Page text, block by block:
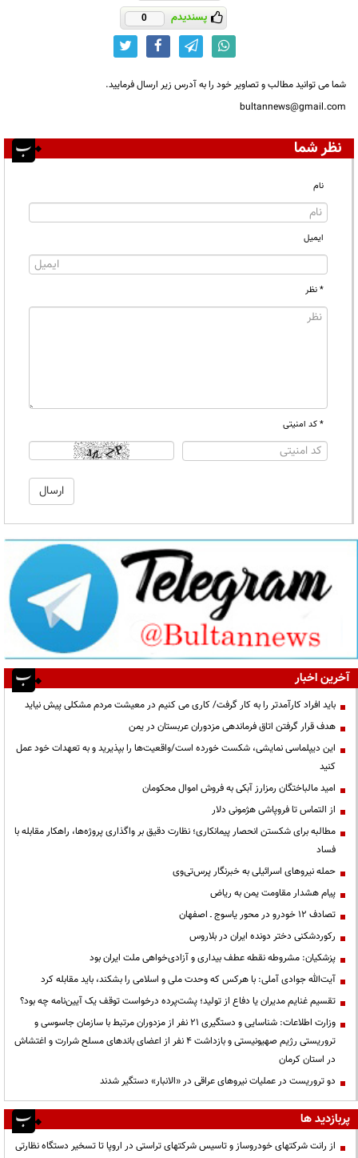
پسندیدم 0
شما می توانید مطالب و تصاویر خود را به آدرس زیر ارسال فرمایید.
bultannews@gmail.com
نظر شما
نام
ایمیل
* نظر
* کد امنیتی
آخرین اخبار
باید افراد کارآمدتر را به کار گرفت/ کاری می کنیم در معیشت مردم مشکلی پیش نیاید
هدف قرار گرفتن اتاق‌ فرماندهی مزدوران عربستان در یمن
این دیپلماسی نمایشی، شکست خورده است/واقعیت‌ها را بپذیرید و به تعهدات خود عمل
کنید
امید مالباختگان رمزارز آبکی به فروش اموال محکومان
از التماس تا فروپاشی هژمونی دلار
مطالبه برای شکستن انحصار پیمانکاری؛ نظارت دقیق بر واگذاری پروژه‌ها، راهکار مقابله با
فساد
حمله نیروهای اسرائیلی به خبرنگار پرس‌تی‌وی
پیام هشدار مقاومت یمن به ریاض
تصادف ۱۲ خودرو در محور یاسوج ـ اصفهان
رکوردشکنی دختر دونده ایران در بلاروس
پزشکیان: مشروطه نقطه عطف بیداری و آزادی‌خواهی ملت ایران بود
آیت‌الله جوادی آملی: با هرکس که وحدت ملی و اسلامی را بشکند، باید مقابله کرد
تقسیم غنایم مدیران یا دفاع از تولید؛ پشت‌پرده درخواست توقف یک آیین‌نامه چه بود؟
وزارت اطلاعات: شناسایی و دستگیری ۲۱ نفر از مزدوران مرتبط با سازمان جاسوسی و
تروریستی رژیم صهیونیستی و بازداشت ۴ نفر از اعضای باندهای مسلح شرارت و اغتشاش
در استان کرمان
دو تروریست در عملیات نیروهای عراقی در «الانبار» دستگیر شدند
پربازدید ها
از رانت‌ شرکتهای خودروساز و تاسیس شرکتهای تراستی در اروپا تا تسخیر دستگاه نظارتی